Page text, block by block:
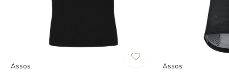
Assos Assos